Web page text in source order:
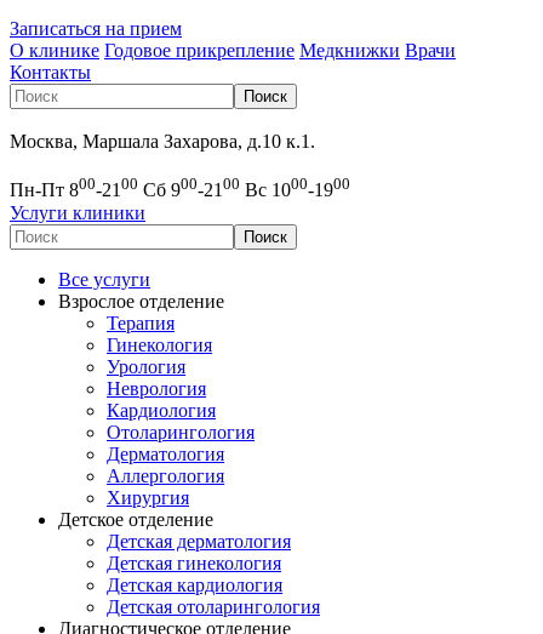
Записаться на прием
О клинике Годовое прикрепление Медкнижки Врачи
Контакты
Москва, Маршала Захарова, д.10 к.1.
Пн-Пт 800-2100 Сб 900-2100 Вс 1000-1900
Услуги клиники
Все услуги
Взрослое отделение
Терапия
Гинекология
Урология
Неврология
Кардиология
Отоларингология
Дерматология
Аллергология
Хирургия
Детское отделение
Детская дерматология
Детская гинекология
Детская кардиология
Детская отоларингология
Диагностическое отделение